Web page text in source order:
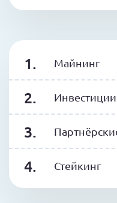
Майнинг
Стейкинг